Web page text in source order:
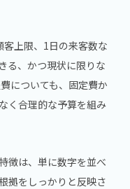
上限、1日の来客数な
る、かつ現状に限りな
についても、固定費か
く合理的な予算を組み
徴は、単に数字を並べ
拠をしっかりと反映さ